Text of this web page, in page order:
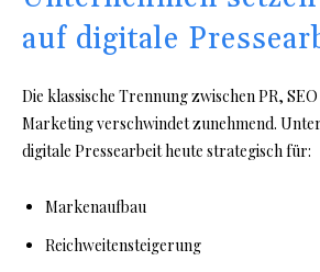
auf digitale
Die klassische Trennung zwischen PR,
Marketing verschwindet zunehmend.
digitale Pressearbeit heute strategisch für:
Markenaufbau
Reichweitensteigerung